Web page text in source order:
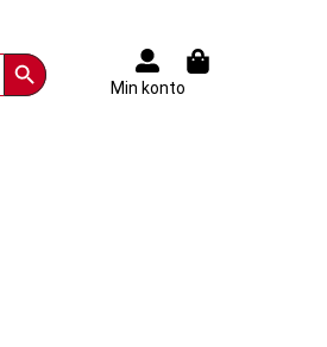
Search Button
Min konto